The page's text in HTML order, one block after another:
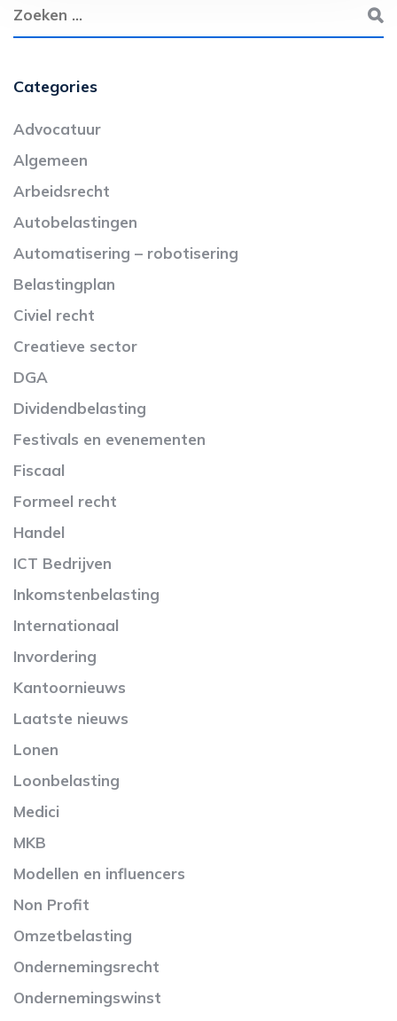
Categories
Advocatuur
Algemeen
Arbeidsrecht
Autobelastingen
Automatisering – robotisering
Belastingplan
Civiel recht
Creatieve sector
DGA
Dividendbelasting
Festivals en evenementen
Fiscaal
Formeel recht
Handel
ICT Bedrijven
Inkomstenbelasting
Internationaal
Invordering
Kantoornieuws
Laatste nieuws
Lonen
Loonbelasting
Medici
MKB
Modellen en influencers
Non Profit
Omzetbelasting
Ondernemingsrecht
Ondernemingswinst